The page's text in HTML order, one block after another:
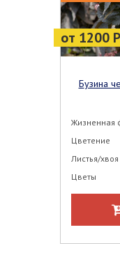
от 1200
Бузина черная Sambucus nigra Black
Жизненная
Цветение
Листья/хвоя
Цветы